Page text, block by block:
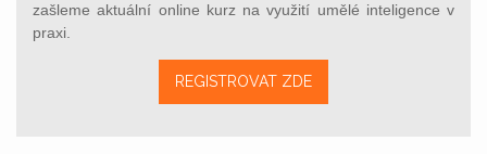
zašleme aktuální online kurz na využití umělé inteligence v
praxi.
REGISTROVAT ZDE